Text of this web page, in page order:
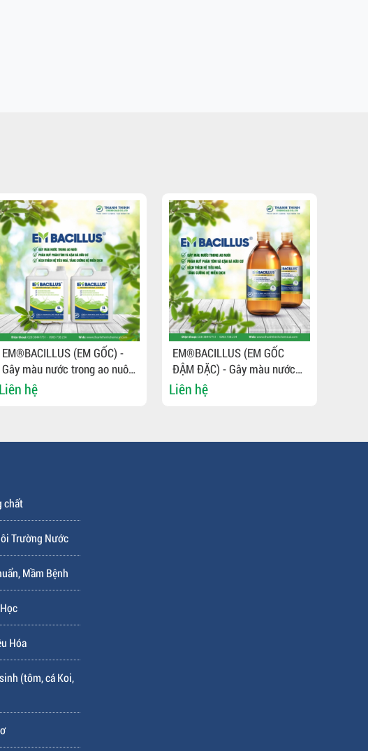
EM®BACILLUS (EM GỐC) -
Gây màu nước trong ao nuôi,
phân hủy phân tôm, kích
thích hệ tiêu hóa
Liên hệ
EM®BACILLUS (EM GỐC
ĐẬM ĐẶC) - Gây màu nước
trong ao nuôi, phân hủy phân
tôm cá, kích thích hệ tiêu
Liên hệ
chất
Trường Nước
Mầm Bệnh
Hóa
(tôm, cá Koi,